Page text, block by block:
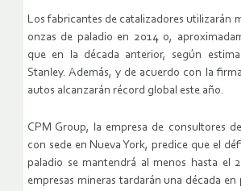
Los fabricantes de catalizadores utilizarán
onzas de paladio en 2014 o,
que en la década anterior, según
Stanley. Además, y de acuerdo con la
autos alcanzarán récord global este año.
CPM Group, la empresa de consultores
con sede en Nueva York, predice que el
paladio se mantendrá al menos hasta el
empresas mineras tardarán una década en